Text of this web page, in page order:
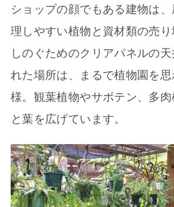
ショップの顔でもある建物は
理しやすい植物と資材類の売
しのぐためのクリアパネルの
れた場所は、まるで植物園を
様。観葉植物やサボテン、多
と葉を広げています。